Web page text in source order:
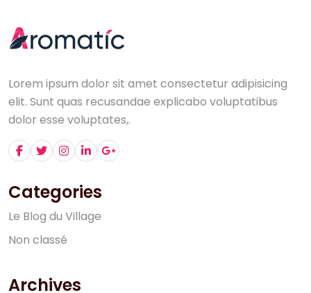
Lorem ipsum dolor sit amet consectetur adipisicing
elit. Sunt quas recusandae explicabo voluptatibus
dolor esse voluptates,.
Categories
Le Blog du Village
Non classé
Archives